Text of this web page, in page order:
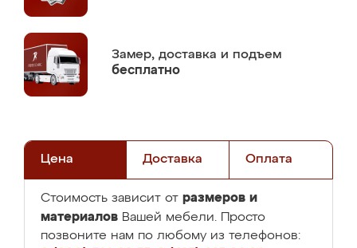
Замер, доставка и подъем
бесплатно
Цена Доставка Оплата
Стоимость зависит от размеров и
материалов Вашей мебели. Просто
позвоните нам по любому из телефонов: